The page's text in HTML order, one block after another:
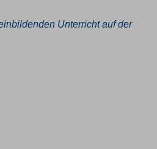
Unterricht auf der